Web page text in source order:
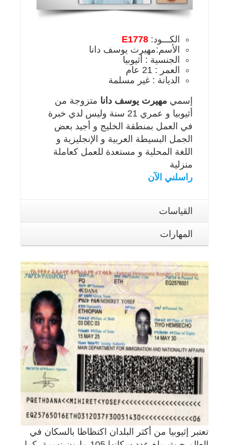
الكـــود: E1778
الأسم:مهيرت يوسف دانا
الجنسية : أثيوبيا
العمر : 21 عام
الديانة : غير مسلمة
إسمي مهيرت يوسف دانا متزوجة من
أثيوبيا و عمري 21 سنة وليس لدي خبرة
في العمل بمنطقة الخليج و أجيد بعض
الجمل البسيطة العربية و الإنجليزية و
اللغة المحلية و مستعدة للعمل كعاملة
منزلية
راسلني الآن
القياسات
المهارات
تعتبر إثيوبيا من أكثر البلدان اكتظاظا بالسكان في